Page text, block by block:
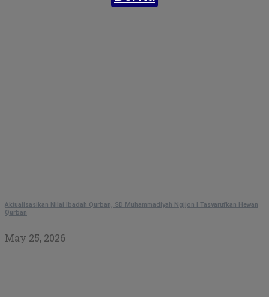
Aktualisasikan Nilai Ibadah Qurban, SD Muhammadiyah Ngijon I Tasyarufkan Hewan
Qurban
May 25, 2026